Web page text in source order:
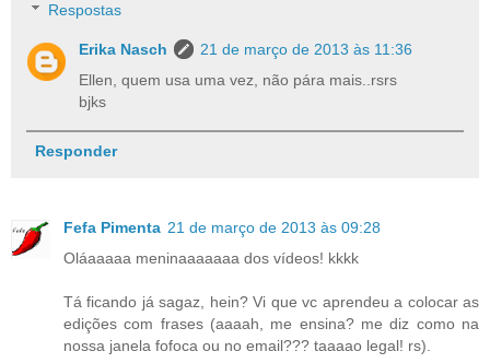
Respostas
Erika Nasch
21 de março de 2013 às 11:36
Ellen, quem usa uma vez, não pára mais..rsrs
bjks
Responder
Fefa Pimenta 21 de março de 2013 às 09:28
Oláaaaaa meninaaaaaaa dos vídeos! kkkk
Tá ficando já sagaz, hein? Vi que vc aprendeu a colocar as
edições com frases (aaaah, me ensina? me diz como na
nossa janela fofoca ou no email??? taaaao legal! rs).